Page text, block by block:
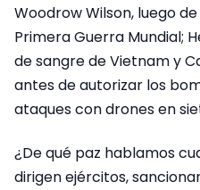
Woodrow Wilson, luego
Primera Guerra Mundial;
de sangre de Vietnam y
antes de autorizar los
ataques con drones en
¿De qué paz hablamos
dirigen ejércitos,